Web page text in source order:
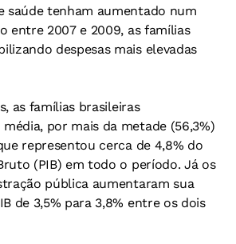
saúde tenham aumentado num
entre 2007 e 2009, as famílias
despesas mais elevadas
as famílias brasileiras
por mais da metade (56,3%)
representou cerca de 4,8% do
(PIB) em todo o período. Já os
pública aumentaram sua
de 3,5% para 3,8% entre os dois